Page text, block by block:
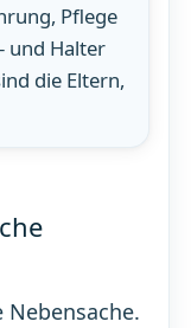
Pflege
und Halter
die Eltern,